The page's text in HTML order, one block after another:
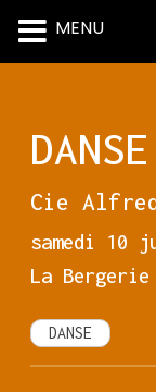
Cie
samedi 10
La
DANSE
MENU